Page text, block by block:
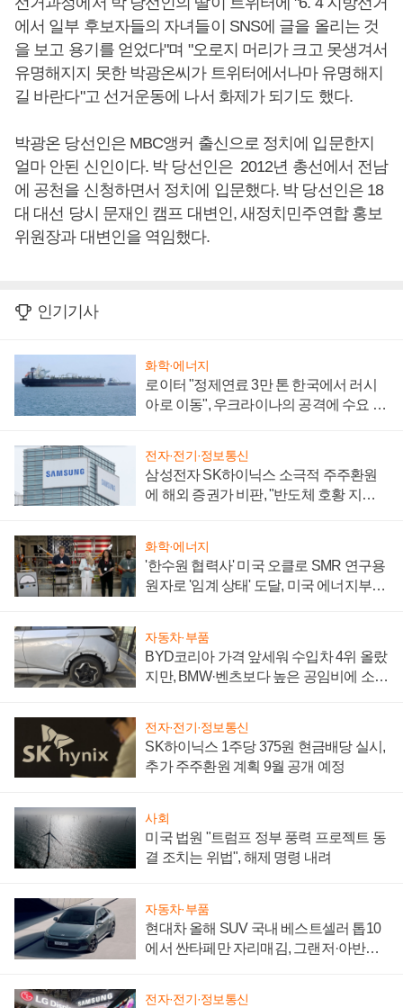
에서 일부 후보자들의 자녀들이 SNS에 글을 올리는 것
을 보고 용기를 얻었다"며 "오로지 머리가 크고 못생겨서
유명해지지 못한 박광온씨가 트위터에서나마 유명해지
길 바란다"고 선거운동에 나서 화제가 되기도 했다.
박광온 당선인은 MBC앵커 출신으로 정치에 입문한지
얼마 안된 신인이다. 박 당선인은 2012년 총선에서 전남
에 공천을 신청하면서 정치에 입문했다. 박 당선인은 18
대 대선 당시 문재인 캠프 대변인, 새정치민주연합 홍보
위원장과 대변인을 역임했다.
인기기사
화학·에너지
로이터 "정제연료 3만 톤 한국에서 러시
아로 이동", 우크라이나의 공격에 수요 늘
전자·전기·정보통신
삼성전자 SK하이닉스 소극적 주주환원
에 해외 증권가 비판, "반도체 호황 지속
화학·에너지
'한수원 협력사' 미국 오클로 SMR 연구용
원자로 '임계 상태' 도달, 미국 에너지부
자동차·부품
BYD코리아 가격 앞세워 수입차 4위 올랐
지만, BMW·벤츠보다 높은 공임비에 소비
전자·전기·정보통신
SK하이닉스 1주당 375원 현금배당 실시,
추가 주주환원 계획 9월 공개 예정
사회
미국 법원 "트럼프 정부 풍력 프로젝트 동
결 조치는 위법", 해제 명령 내려
자동차·부품
현대차 올해 SUV 국내 베스트셀러 톱10
에서 싼타페만 자리매김, 그랜저·아반떼
전자·전기·정보통신